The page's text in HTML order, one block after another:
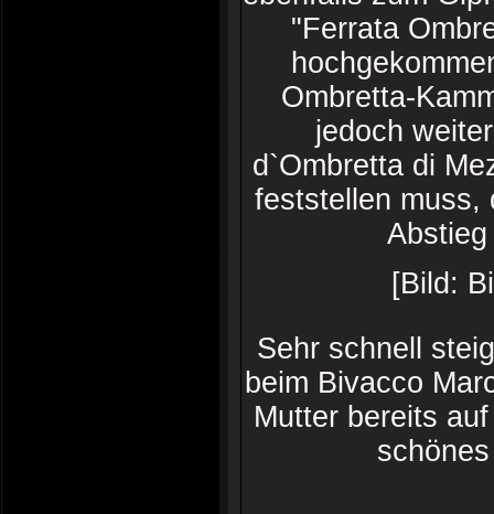
"Ferrata
Ombretta-
jedoch
d`Ombretta di
feststellen muss,
[Bild:
Sehr schnell
beim Bivacco
Mutter bereits